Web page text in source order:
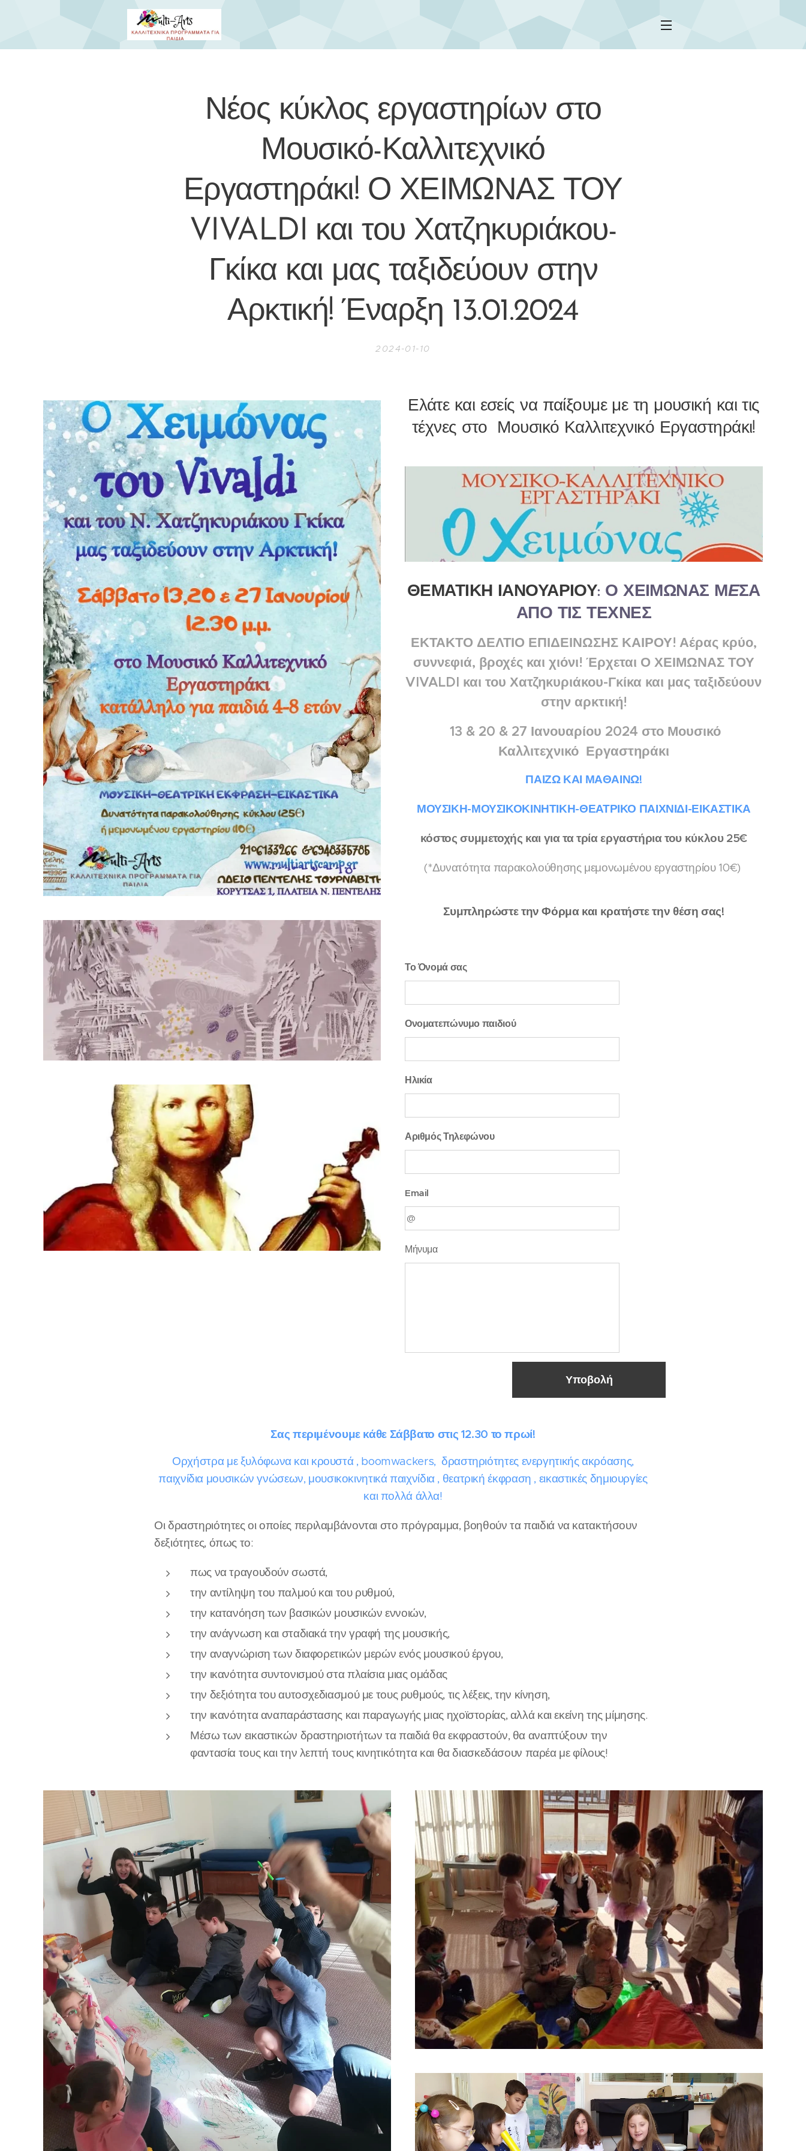
Νέος κύκλος εργαστηρίων στο
Μουσικό-Καλλιτεχνικό
Εργαστηράκι! Ο ΧΕΙΜΩΝΑΣ ΤΟΥ
VIVALDI και του Χατζηκυριάκου-
Γκίκα και μας ταξιδεύουν στην
Αρκτική! Έναρξη 13.01.2024
2024-01-10
Ελάτε και εσείς να παίξουμε με τη μουσική και τις
τέχνες στο Μουσικό Καλλιτεχνικό Εργαστηράκι!
ΘΕΜΑΤΙΚΗ ΙΑΝΟΥΑΡΙΟΥ: Ο ΧΕΙΜΩΝΑΣ ΜΕΣΑ
ΑΠΟ ΤΙΣ ΤΕΧΝΕΣ
ΕΚΤΑΚΤΟ ΔΕΛΤΙΟ ΕΠΙΔΕΙΝΩΣΗΣ ΚΑΙΡΟΥ! Αέρας κρύο,
συννεφιά, βροχές και χιόνι! Έρχεται Ο ΧΕΙΜΩΝΑΣ ΤΟΥ
VIVALDI και του Χατζηκυριάκου-Γκίκα και μας ταξιδεύουν
στην αρκτική!
13 & 20 & 27 Ιανουαρίου 2024 στο Μουσικό
Καλλιτεχνικό Εργαστηράκι
ΠΑΙΖΩ ΚΑΙ ΜΑΘΑΙΝΩ!
ΜΟΥΣΙΚΗ-ΜΟΥΣΙΚΟΚΙΝΗΤΙΚΗ-ΘΕΑΤΡΙΚΟ ΠΑΙΧΝΙΔΙ-ΕΙΚΑΣΤΙΚΑ
κόστος συμμετοχής και για τα τρία εργαστήρια του κύκλου 25€
(*Δυνατότητα παρακολούθησης μεμονωμένου εργαστηρίου 10€)
Συμπληρώστε την Φόρμα και κρατήστε την θέση σας!
Το Όνομά σας
Ονοματεπώνυμο παιδιού
Ηλικία
Αριθμός Τηλεφώνου
Email
Μήνυμα
Υποβολή
Σας περιμένουμε κάθε Σάββατο στις 12.30 το πρωί!
Ορχήστρα με ξυλόφωνα και κρουστά , boomwackers, δραστηριότητες ενεργητικής ακρόασης,
παιχνίδια μουσικών γνώσεων, μουσικοκινητικά παιχνίδια , θεατρική έκφραση , εικαστικές δημιουργίες
και πολλά άλλα!
Οι δραστηριότητες οι οποίες περιλαμβάνονται στο πρόγραμμα, βοηθούν τα παιδιά να κατακτήσουν
δεξιότητες, όπως το:
πως να τραγουδούν σωστά,
την αντίληψη του παλμού και του ρυθμού,
την κατανόηση των βασικών μουσικών εννοιών,
την ανάγνωση και σταδιακά την γραφή της μουσικής,
την αναγνώριση των διαφορετικών μερών ενός μουσικού έργου,
την ικανότητα συντονισμού στα πλαίσια μιας ομάδας
την δεξιότητα του αυτοσχεδιασμού με τους ρυθμούς, τις λέξεις, την κίνηση,
την ικανότητα αναπαράστασης και παραγωγής μιας ηχοϊστορίας, αλλά και εκείνη της μίμησης.
Μέσω των εικαστικών δραστηριοτήτων τα παιδιά θα εκφραστούν, θα αναπτύξουν την
φαντασία τους και την λεπτή τους κινητικότητα και θα διασκεδάσουν παρέα με φίλους!